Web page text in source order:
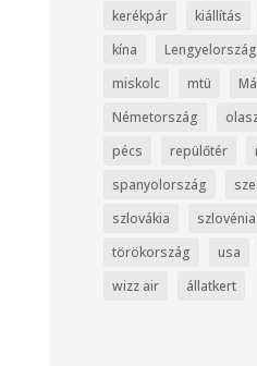
kerékpár
kiállítás
kína
Lengyelország
miskolc
mtü
Németország
pécs
repülőtér
spanyolország
szlovákia
szlovénia
törökország
usa
wizz air
állatkert